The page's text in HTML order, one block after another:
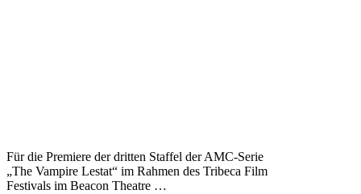
Für die Premiere der dritten Staffel der AMC-Serie
„The Vampire Lestat“ im Rahmen des Tribeca Film
Festivals im Beacon Theatre …